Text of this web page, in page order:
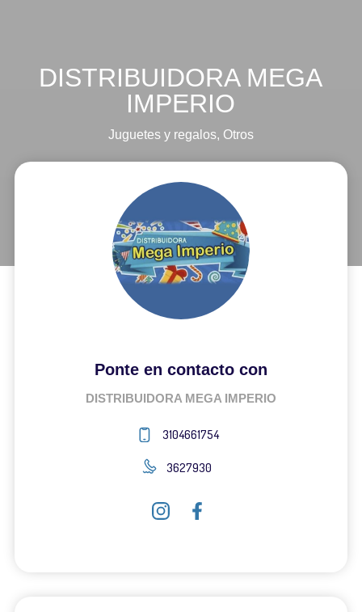
DISTRIBUIDORA MEGA
IMPERIO
Juguetes y regalos, Otros
Ponte en contacto con
DISTRIBUIDORA MEGA IMPERIO
3104661754
3627930